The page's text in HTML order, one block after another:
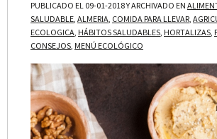
PUBLICADO EL 09-01-2018 Y ARCHIVADO EN
SALUDABLE, ALMERIA, COMIDA PARA LLEVAR,
ECOLOGICA, HÁBITOS SALUDABLES, HORTALIZAS,
CONSEJOS, MENÚ ECOLÓGICO